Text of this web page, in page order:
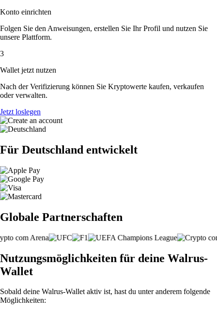
Konto einrichten
Folgen Sie den Anweisungen, erstellen Sie Ihr Profil und nutzen Sie
unsere Plattform.
3
Wallet jetzt nutzen
Nach der Verifizierung können Sie Kryptowerte kaufen, verkaufen
oder verwalten.
Jetzt loslegen
Für Deutschland entwickelt
Globale Partnerschaften
Nutzungsmöglichkeiten für deine Walrus-
Wallet
Sobald deine Walrus-Wallet aktiv ist, hast du unter anderem folgende
Möglichkeiten: